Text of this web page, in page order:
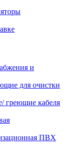
и
для очистки
кабеля
ПВХ